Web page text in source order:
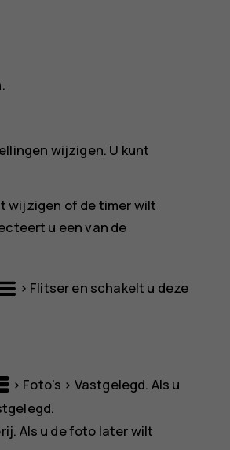
wijzigen. U kunt
wijzigen of de timer wilt
u een van de
> Flitseren schakelt u deze
> Foto's > Vastgelegd. Als u
.
. Als u de foto later wilt